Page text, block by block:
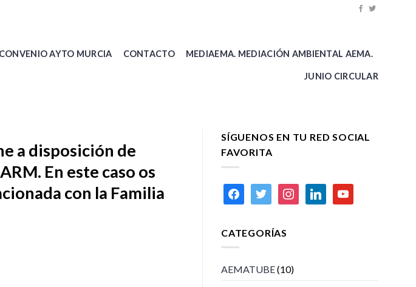
CONVENIO AYTO MURCIA CONTACTO MEDIAEMA. MEDIACIÓN AMBIENTAL AEMA.
JUNIO CIRCULAR
a disposición de
En este caso os
con la Familia
SÍGUENOS EN TU RED SOCIAL
FAVORITA
facebooktwitter instagramlinkedin youtube
CATEGORÍAS
AEMATUBE(10)